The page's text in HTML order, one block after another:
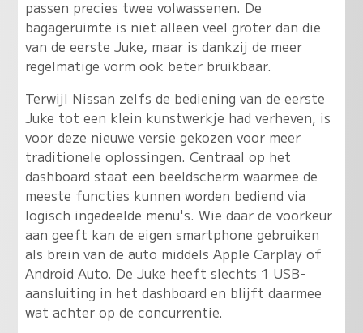
passen precies twee volwassenen. De
bagageruimte is niet alleen veel groter dan die
van de eerste Juke, maar is dankzij de meer
regelmatige vorm ook beter bruikbaar.
Terwijl Nissan zelfs de bediening van de eerste
Juke tot een klein kunstwerkje had verheven, is
voor deze nieuwe versie gekozen voor meer
traditionele oplossingen. Centraal op het
dashboard staat een beeldscherm waarmee de
meeste functies kunnen worden bediend via
logisch ingedeelde menu's. Wie daar de voorkeur
aan geeft kan de eigen smartphone gebruiken
als brein van de auto middels Apple Carplay of
Android Auto. De Juke heeft slechts 1 USB-
aansluiting in het dashboard en blijft daarmee
wat achter op de concurrentie.